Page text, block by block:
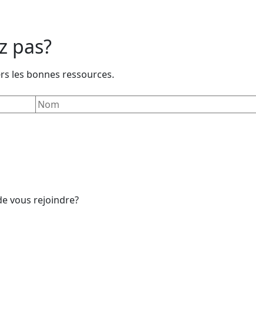
pas?
les bonnes ressources.
vous rejoindre?